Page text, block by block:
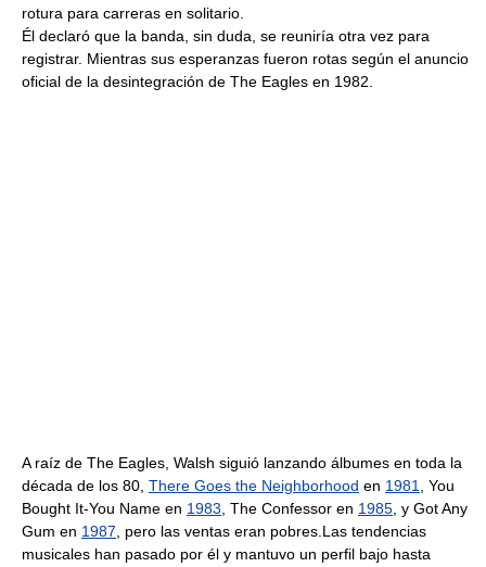
rotura para carreras en solitario.
Él declaró que la banda, sin duda, se reuniría otra vez para
registrar. Mientras sus esperanzas fueron rotas según el anuncio
oficial de la desintegración de The Eagles en 1982.
A raíz de The Eagles, Walsh siguió lanzando álbumes en toda la
década de los 80, There Goes the Neighborhood en 1981
, You
Bought It-You Name en 1983 , The Confessor en 1985 , y Got Any
Gum en 1987 , pero las ventas eran pobres.Las tendencias
musicales han pasado por él y mantuvo un perfil bajo hasta